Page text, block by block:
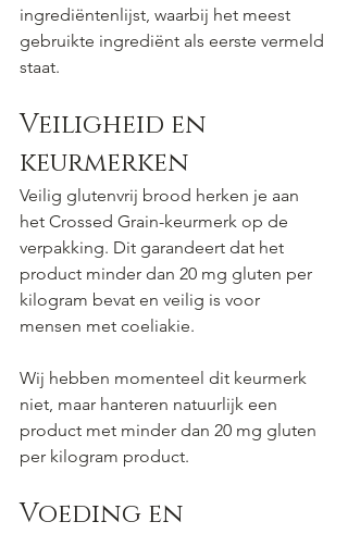
ingrediëntenlijst, waarbij het meest
gebruikte ingrediënt als eerste vermeld
staat.
Veiligheid en
keurmerken
Veilig glutenvrij brood herken je aan
het Crossed Grain-keurmerk op de
verpakking. Dit garandeert dat het
product minder dan 20 mg gluten per
kilogram bevat en veilig is voor
mensen met coeliakie.
Wij hebben momenteel dit keurmerk
niet, maar hanteren natuurlijk een
product met minder dan 20 mg gluten
per kilogram product.
Voeding en